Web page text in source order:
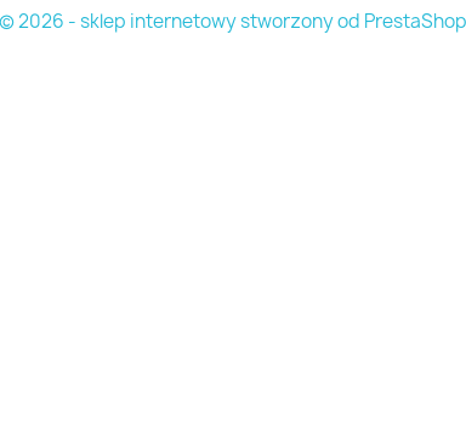
© 2026 - sklep internetowy stworzony od